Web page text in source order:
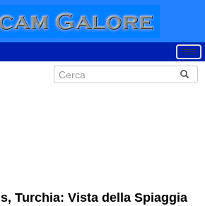
Turchia: Vista della Spiaggia